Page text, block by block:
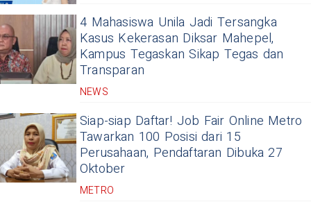
4 Mahasiswa Unila Jadi Tersangka
Kasus Kekerasan Diksar Mahepel,
Kampus Tegaskan Sikap Tegas dan
Transparan
NEWS
Siap-siap Daftar! Job Fair Online Metro
Tawarkan 100 Posisi dari 15
Perusahaan, Pendaftaran Dibuka 27
Oktober
METRO